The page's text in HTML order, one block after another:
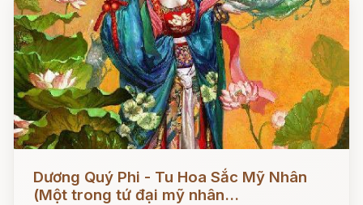
Dương Quý Phi - Tu Hoa Sắc Mỹ Nhân
(Một trong tứ đại mỹ nhân...